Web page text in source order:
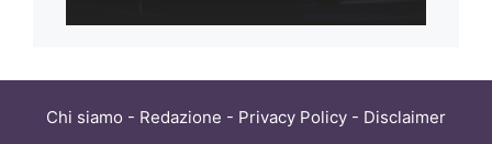
Chi siamo - Redazione - Privacy Policy - Disclaimer